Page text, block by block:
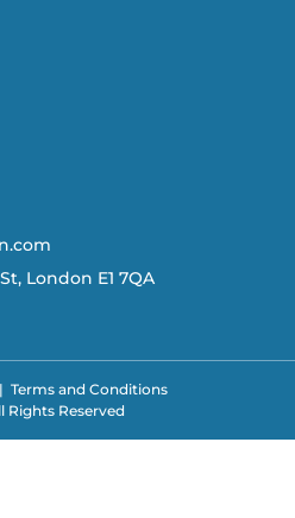
London E1 7QA
Terms and Conditions
Rights Reserved